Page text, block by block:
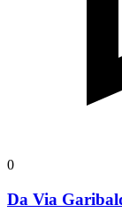
0
Da Via